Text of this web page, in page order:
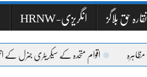
نقارہ حق بلاگز HRNW-انگریزی
اقوام متحدہ کے سیکریٹری جنرل کے انتخاب کا عمل اہم مرحلے